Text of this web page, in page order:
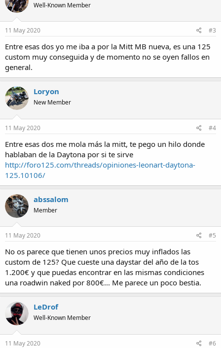
Well-Known Member
11 May 2020 #3
Entre esas dos yo me iba a por la Mitt MB nueva, es una 125
custom muy conseguida y de momento no se oyen fallos en
general.
Loryon
New Member
11 May 2020 #4
Entre esas dos me mola más la mitt, te pego un hilo donde
hablaban de la Daytona por si te sirve
http://foro125.com/threads/opiniones-leonart-daytona-
125.10106/
abssalom
Member
11 May 2020 #5
No os parece que tienen unos precios muy inflados las
custom de 125? Que cueste una daystar del año de la tos
1.200€ y que puedas encontrar en las mismas condiciones
una roadwin naked por 800€... Me parece un poco bestia.
LeDrof
Well-Known Member
11 May 2020 #6